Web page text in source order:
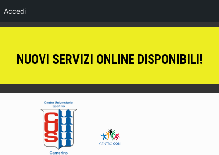
Accedi
NUOVI SERVIZI ONLINE DISPONIBILI!